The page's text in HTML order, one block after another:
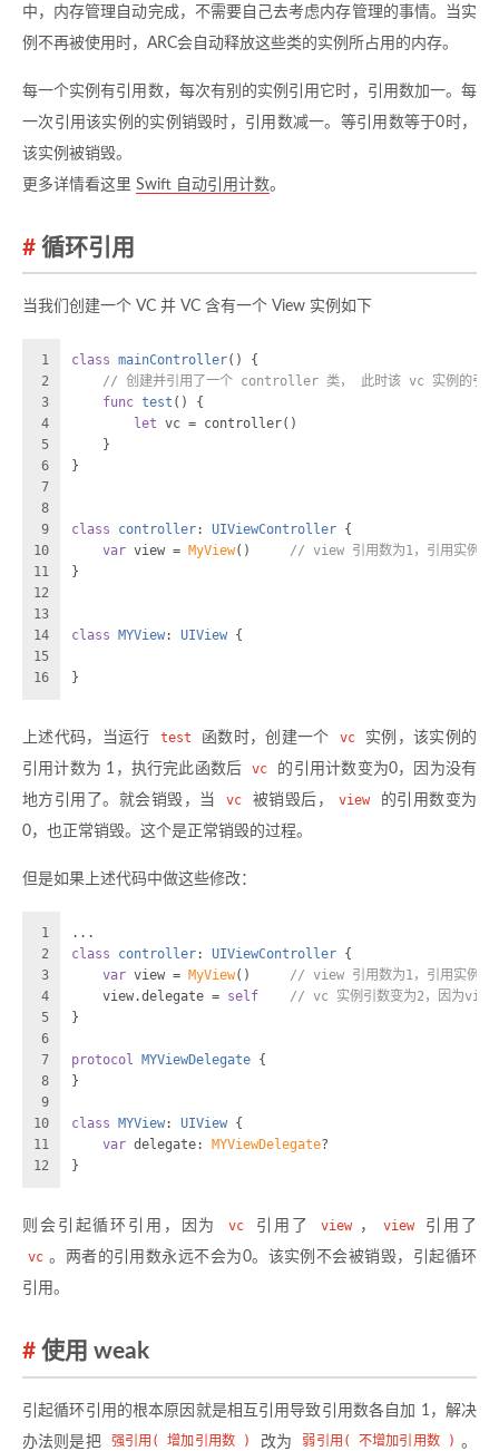
中，内存管理自动完成，不需要自己去考虑内存管理的事情。当实
例不再被使用时，ARC会自动释放这些类的实例所占用的内存。
每一个实例有引用数，每次有别的实例引用它时，引用数加一。每
一次引用该实例的实例销毁时，引用数减一。等引用数等于0时，
该实例被销毁。
更多详情看这里 Swift 自动引用计数。
循环引用
当我们创建一个 VC 并 VC 含有一个 View 实例如下
1
2
3
4
5
6
7
8
9
10
11
12
13
14
15
16
class mainController() {
// 创建并引用了一个 controller 类， 此时该 vc 实例的引用
func test () {
let vc = controller()
    }
}
class controller: UIViewController {
var view = MyView() // view 引用数为1，引用实例
}
class MYView: UIView {
}
上述代码，当运行 test 函数时，创建一个 vc
实例，该实例的
引用计数为 1，执行完此函数后
vc
的引用计数变为0，因为没有
地方引用了。就会销毁，当
vc 被销毁后， view
的引用数变为
0，也正常销毁。这个是正常销毁的过程。
但是如果上述代码中做这些修改：
1
2
3
4
5
6
7
8
9
10
11
12
...
class
controller: UIViewController {
var view = MyView() // view 引用数为1，引用实例
    view.delegate
= self
// vc 实例引数变为2，因为view
}
protocol MYViewDelegate {
}
class MYView: UIView {
var delegate: MYViewDelegate?
}
则会引起循环引用，因为 vc 引用了 view ， view
引用了
vc 。两者的引用数永远不会为0。该实例不会被销毁，引起循环
引用。
使用 weak
引起循环引用的根本原因就是相互引用导致引用数各自加 1，解决
办法则是把
强引用( 增加引用数 ) 改为 弱引用( 不增加引用数 ) 。